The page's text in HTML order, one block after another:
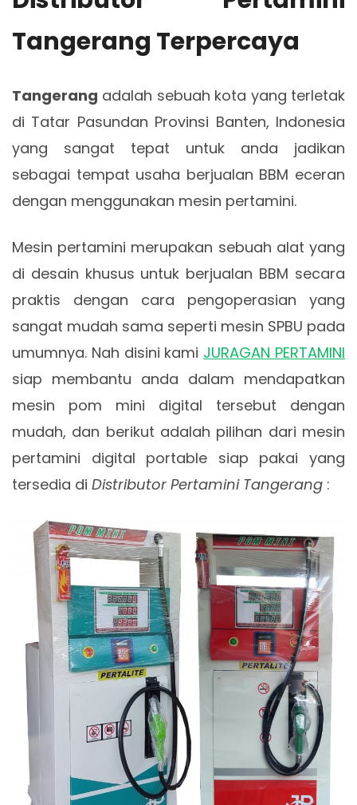
Tangerang Terpercaya
Tangerang adalah sebuah kota yang terletak
di Tatar Pasundan Provinsi Banten, Indonesia
yang sangat tepat untuk anda jadikan
sebagai tempat usaha berjualan BBM eceran
dengan menggunakan mesin pertamini.
Mesin pertamini merupakan sebuah alat yang
di desain khusus untuk berjualan BBM secara
praktis dengan cara pengoperasian yang
sangat mudah sama seperti mesin SPBU pada
umumnya. Nah disini kami JURAGAN PERTAMINI
siap membantu anda dalam mendapatkan
mesin pom mini digital tersebut dengan
mudah, dan berikut adalah pilihan dari mesin
pertamini digital portable siap pakai yang
tersedia di Distributor Pertamini Tangerang :